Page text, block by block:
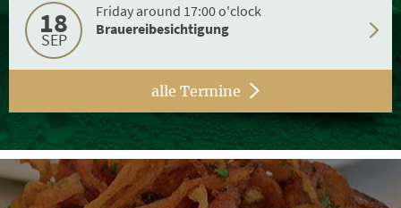
18
SEP
Friday around 17:00 o'clock
Brauereibesichtigung
alle Termine